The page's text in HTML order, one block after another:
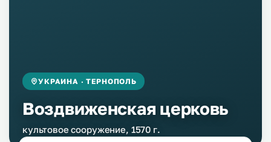
УКРАИНА · ТЕРНОПОЛЬ
Воздвиженская церковь
культовое сооружение, 1570 г.